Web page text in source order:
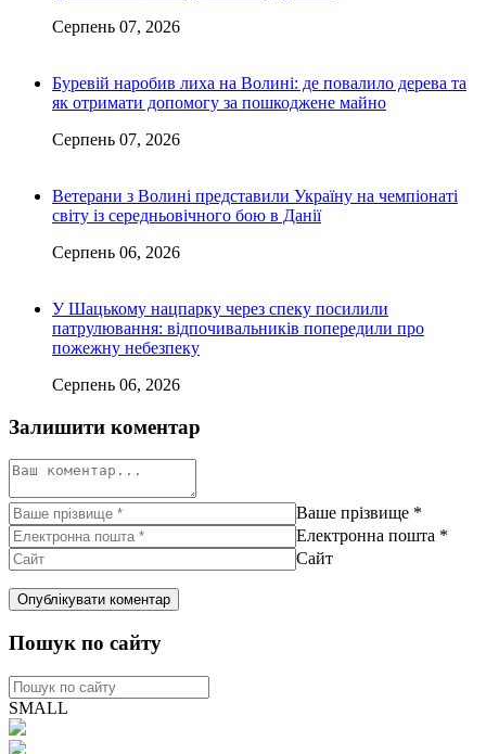
Серпень 07, 2026
Буревій наробив лиха на Волині: де повалило дерева та
як отримати допомогу за пошкоджене майно
Серпень 07, 2026
Ветерани з Волині представили Україну на чемпіонаті
світу із середньовічного бою в Данії
Серпень 06, 2026
У Шацькому нацпарку через спеку посилили
патрулювання: відпочивальників попередили про
пожежну небезпеку
Серпень 06, 2026
Залишити коментар
Ваше прізвище *
Електронна пошта *
Сайт
Пошук по сайту
SMALL